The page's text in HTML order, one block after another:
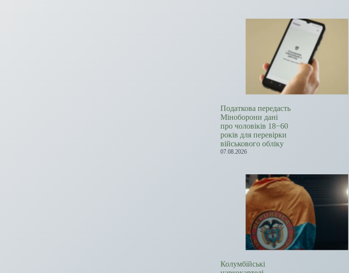
Податкова передасть
Міноборони дані
про чоловіків 18−60
років для перевірки
військового обліку
07.08.2026
Колумбійські